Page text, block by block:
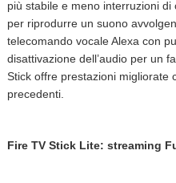
più stabile e meno interruzioni
per riprodurre un suono
telecomando vocale Alexa con
disattivazione dell’audio per un
Stick offre prestazioni migliorate
precedenti.
Fire TV Stick Lite: streaming